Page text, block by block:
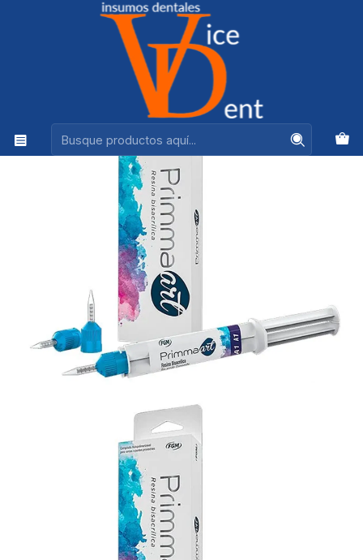
Ventas +56944575313
ADHESION Y RESTAURACION
PRIMMA ART RESINA BISACRILICA 7 GR